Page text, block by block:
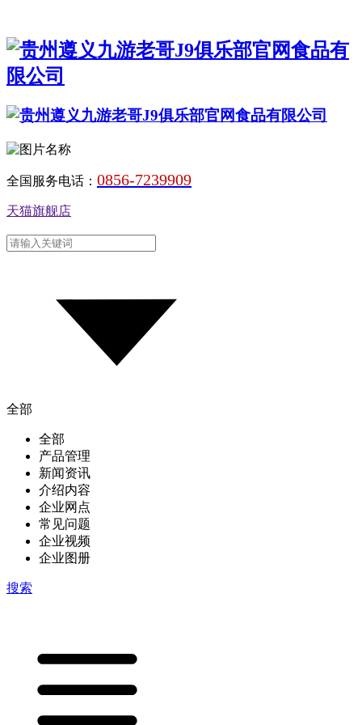
全国服务电话： 0856-7239909
天猫旗舰店
全部
全部
产品管理
新闻资讯
介绍内容
企业网点
常见问题
企业视频
企业图册
搜索